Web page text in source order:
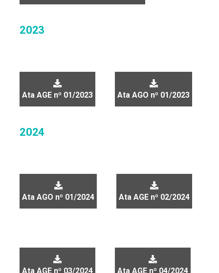
2023
Ata AGE nº 01/2023 Ata AGO nº 01/2023
2024
Ata AGO nº 01/2024 Ata AGE nº 02/2024
Ata AGE nº 03/2024 Ata AGE nº 04/2024